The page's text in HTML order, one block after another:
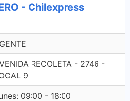
- Chilexpress
RECOLETA - 2746 -
9
09:00 - 18:00